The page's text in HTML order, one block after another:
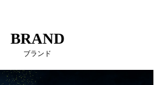
BRAND
ブランド